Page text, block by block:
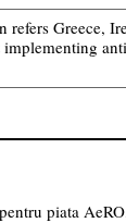
Greece,
piata